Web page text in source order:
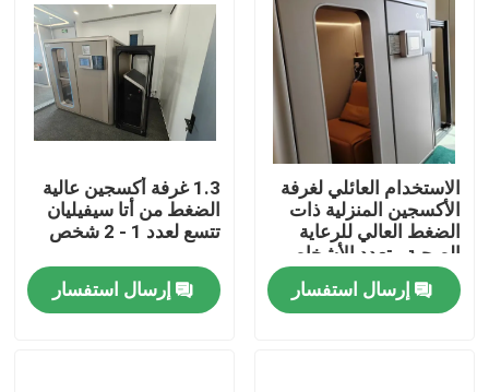
بيت
منتجات
الاستخدام العائلي لغرفة
الأكسجين المنزلية ذات
الضغط العالي للرعاية
الصحية متعدد الأشخاص
2000 مم
إرسال استفسار
1.3 غرفة أكسجين عالية
الضغط من أتا سيفيليان
تتسع لعدد 1 - 2 شخص
إرسال استفسار